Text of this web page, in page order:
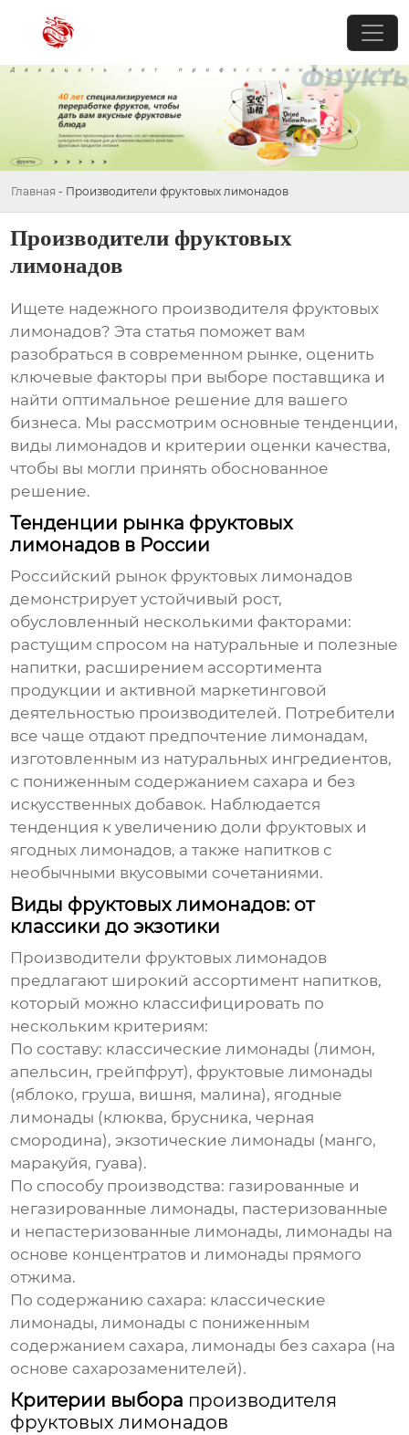
Главная - Производители фруктовых лимонадов
Производители фруктовых
лимонадов
Ищете надежного производителя фруктовых
лимонадов? Эта статья поможет вам
разобраться в современном рынке, оценить
ключевые факторы при выборе поставщика и
найти оптимальное решение для вашего
бизнеса. Мы рассмотрим основные тенденции,
виды лимонадов и критерии оценки качества,
чтобы вы могли принять обоснованное
решение.
Тенденции рынка фруктовых
лимонадов в России
Российский рынок фруктовых лимонадов
демонстрирует устойчивый рост,
обусловленный несколькими факторами:
растущим спросом на натуральные и полезные
напитки, расширением ассортимента
продукции и активной маркетинговой
деятельностью производителей. Потребители
все чаще отдают предпочтение лимонадам,
изготовленным из натуральных ингредиентов,
с пониженным содержанием сахара и без
искусственных добавок. Наблюдается
тенденция к увеличению доли фруктовых и
ягодных лимонадов, а также напитков с
необычными вкусовыми сочетаниями.
Виды фруктовых лимонадов: от
классики до экзотики
Производители фруктовых лимонадов
предлагают широкий ассортимент напитков,
который можно классифицировать по
нескольким критериям:
По составу: классические лимонады (лимон,
апельсин, грейпфрут), фруктовые лимонады
(яблоко, груша, вишня, малина), ягодные
лимонады (клюква, брусника, черная
смородина), экзотические лимонады (манго,
маракуйя, гуава).
По способу производства: газированные и
негазированные лимонады, пастеризованные
и непастеризованные лимонады, лимонады на
основе концентратов и лимонады прямого
отжима.
По содержанию сахара: классические
лимонады, лимонады с пониженным
содержанием сахара, лимонады без сахара (на
основе сахарозаменителей).
Критерии выбора производителя
фруктовых лимонадов